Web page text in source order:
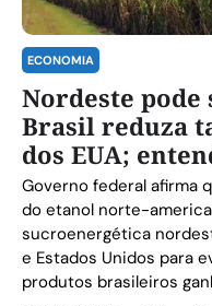
ECONOMIA
Nordeste pode
Brasil reduza
dos EUA;
Governo federal afirma
do etanol norte-
sucroenergética
e Estados Unidos para
produtos brasileiros